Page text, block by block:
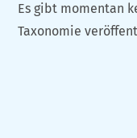
Es gibt momentan
Taxonomie